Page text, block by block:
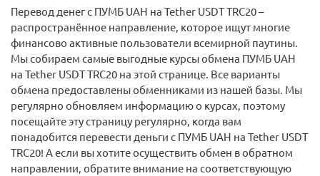
Перевод денег с ПУМБ UAH на Tether USDT TRC20 –
распространённое направление, которое ищут многие
финансово активные пользователи всемирной паутины.
Мы собираем самые выгодные курсы обмена ПУМБ UAH
на Tether USDT TRC20 на этой странице. Все варианты
обмена предоставлены обменниками из нашей базы. Мы
регулярно обновляем информацию о курсах, поэтому
посещайте эту страницу регулярно, когда вам
понадобится перевести деньги с ПУМБ UAH на Tether USDT
TRC20! А если вы хотите осуществить обмен в обратном
направлении, обратите внимание на соответствующую